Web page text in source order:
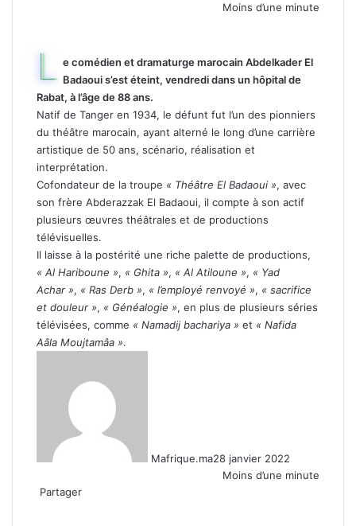
Moins d’une minute
L e comédien et dramaturge marocain Abdelkader El
Badaoui s’est éteint, vendredi dans un hôpital de
Rabat, à l’âge de 88 ans.
Natif de Tanger en 1934, le défunt fut l’un des pionniers
du théâtre marocain, ayant alterné le long d’une carrière
artistique de 50 ans, scénario, réalisation et
interprétation.
Cofondateur de la troupe « Théâtre El Badaoui », avec
son frère Abderazzak El Badaoui, il compte à son actif
plusieurs œuvres théâtrales et de productions
télévisuelles.
Il laisse à la postérité une riche palette de productions,
« Al Hariboune », « Ghita », « Al Atiloune », « Yad
Achar », « Ras Derb », « l’employé renvoyé », « sacrifice
et douleur », « Généalogie », en plus de plusieurs séries
télévisées, comme « Namadij bachariya » et « Nafida
Aâla Moujtamâa ».
Mafrique.ma28 janvier 2022
Moins d’une minute
Partager